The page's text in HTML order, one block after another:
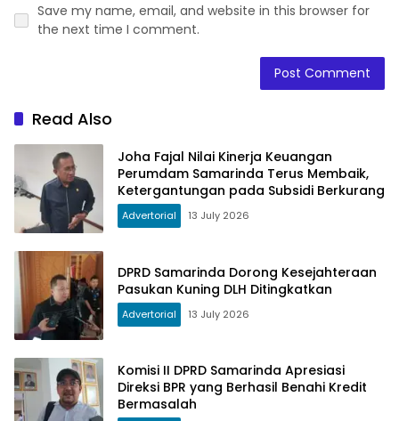
Save my name, email, and website in this browser for
the next time I comment.
Read Also
Joha Fajal Nilai Kinerja Keuangan
Perumdam Samarinda Terus Membaik,
Ketergantungan pada Subsidi Berkurang
Advertorial 13 July 2026
DPRD Samarinda Dorong Kesejahteraan
Pasukan Kuning DLH Ditingkatkan
Advertorial 13 July 2026
Komisi II DPRD Samarinda Apresiasi
Direksi BPR yang Berhasil Benahi Kredit
Bermasalah